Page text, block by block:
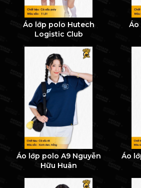
Áo lớp polo Hutech
Logistic Club
Áo
Áo lớp polo A9 Nguyễn
Hữu Huân
Áo